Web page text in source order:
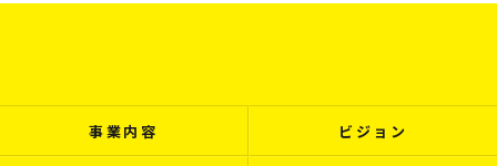
事業内容 ビジョン